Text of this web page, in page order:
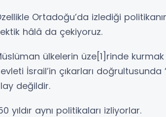
Ortadoğu’da izlediği
hâlâ da çekiyoruz.
ülkelerin üze[1]rinde
İsrail’in çıkarları
değildir.
yıldır aynı politikaları izliyorlar.